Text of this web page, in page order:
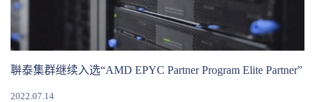
聨泰集群继续入选“AMD EPYC Partner Program Elite Partner”
2022.07.14